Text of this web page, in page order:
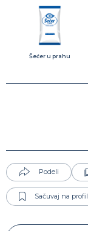
Šećer u prahu
Podeli
Sačuvaj na